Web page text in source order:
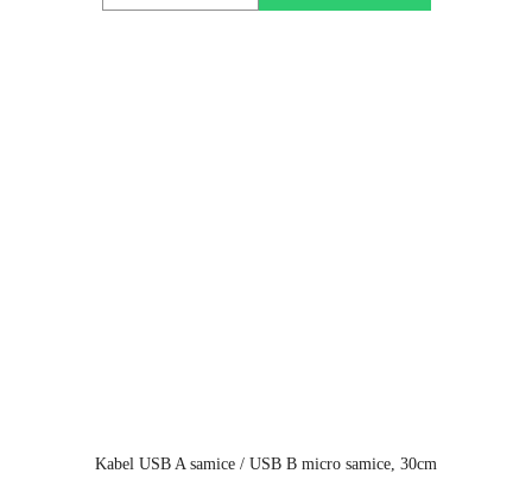
Kabel USB A samice / USB B micro samice, 30cm